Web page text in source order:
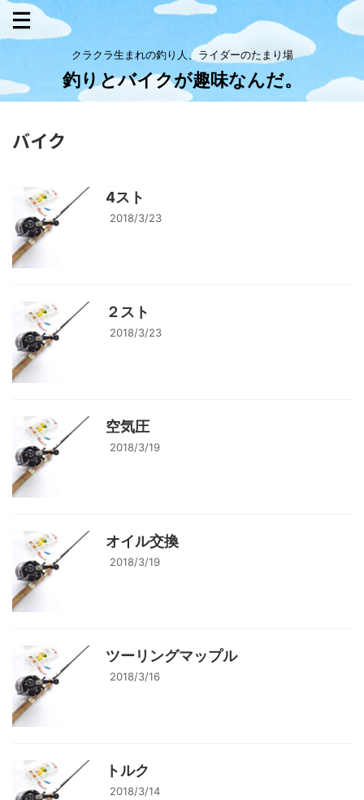
クラクラ生まれの釣り人、ライダーのたまり場
釣りとバイクが趣味なんだ。
バイク
4スト
2018/3/23
２スト
2018/3/23
空気圧
2018/3/19
オイル交換
2018/3/19
ツーリングマップル
2018/3/16
トルク
2018/3/14